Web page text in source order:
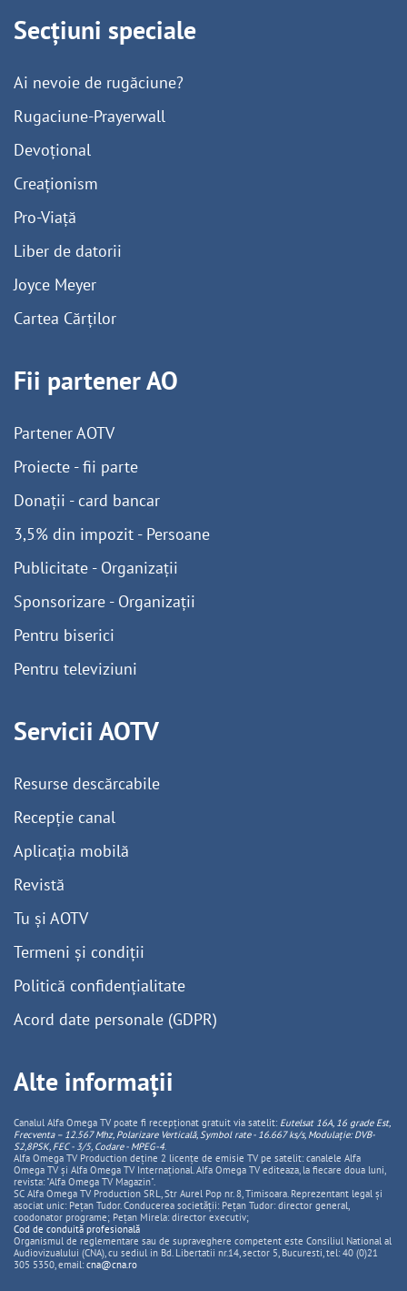
Secțiuni speciale
Ai nevoie de rugăciune?
Rugaciune-Prayerwall
Devoțional
Creaționism
Pro-Viață
Liber de datorii
Joyce Meyer
Cartea Cărților
Fii partener AO
Partener AOTV
Proiecte - fii parte
Donații - card bancar
3,5% din impozit - Persoane
Publicitate - Organizații
Sponsorizare - Organizații
Pentru biserici
Pentru televiziuni
Servicii AOTV
Resurse descărcabile
Recepție canal
Aplicația mobilă
Revistă
Tu și AOTV
Termeni și condiții
Politică confidențialitate
Acord date personale (GDPR)
Alte informații
Canalul Alfa Omega TV poate fi recepționat gratuit via satelit: Eutelsat 16A, 16 grade Est,
Frecventa – 12.567 Mhz, PolarizareVerticală, Symbol rate - 16.667 ks/s, Modulație: DVB-
S2,8PSK, FEC - 3/5, Codare - MPEG-4.
Alfa Omega TV Production deține 2 licențe de emisie TV pe satelit: canalele Alfa
Omega TV și Alfa Omega TV Internațional. Alfa Omega TV editeaza, la fiecare doua luni,
revista: "Alfa Omega TV Magazin".
SC Alfa Omega TV Production SRL, Str Aurel Pop nr. 8, Timisoara. Reprezentant legal și
asociat unic: Pețan Tudor. Conducerea societății: Pețan Tudor: director general,
coodonator programe; Pețan Mirela: director executiv;
Cod de conduită profesională
Organismul de reglementare sau de supraveghere competent este Consiliul National al
Audiovizualului (CNA), cu sediul in Bd. Libertatii nr.14, sector 5, Bucuresti, tel: 40 (0)21
305 5350, email: cna@cna.ro